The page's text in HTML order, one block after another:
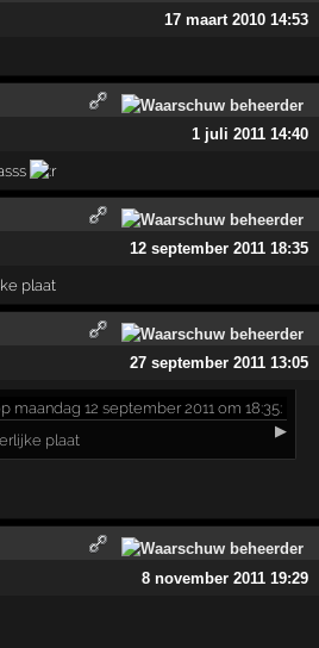
17 maart 2010 14:53
1 juli 2011 14:40
12 september 2011 18:35
plaat
27 september 2011 13:05
maandag 12 september 2011 om 18:35:
▶
plaat
8 november 2011 19:29